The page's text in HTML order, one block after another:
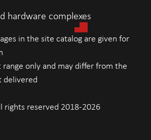
hardware complexes
in the site catalog are given for
only and may differ from the
delivered
rights reserved 2018-2026